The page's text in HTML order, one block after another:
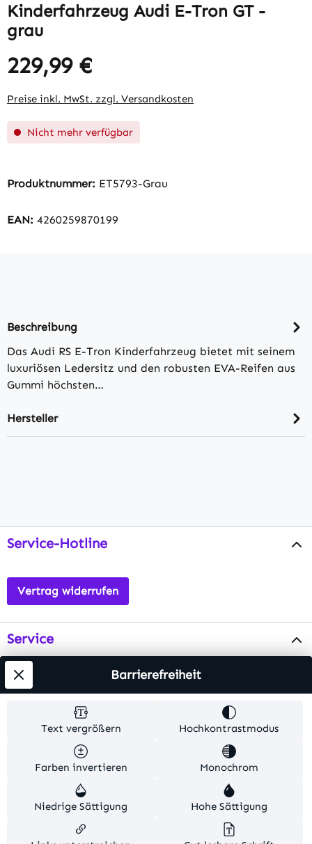
Kinderfahrzeug Audi E-Tron GT -
grau
Regulärer Preis:
229,99 €
Preise inkl. MwSt. zzgl. Versandkosten
Nicht mehr verfügbar
Produktnummer: ET5793-Grau
EAN: 4260259870199
Beschreibung
Das Audi RS E-Tron Kinderfahrzeug bietet mit seinem
luxuriösen Ledersitz und den robusten EVA-Reifen aus
Gummi höchsten…
Hersteller
Service-Hotline
Vertrag widerrufen
Service
Info
Alle Preise inkl. gesetzl. Mehrwertsteuer zzgl.
Versandkosten . Alle Artikelangaben sind
Herstellerangaben und ohne Gewähr.
© 2026 MKV24 – Alle Rechte vorbehalten. Theme by
Text vergrößern Hochkontrastmodus
Farben invertieren Monochrom
Niedrige Sättigung Hohe Sättigung
Barrierefreiheit